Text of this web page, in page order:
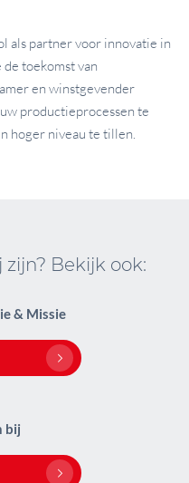
als partner voor innovatie in
toekomst van
en winstgevender
productieprocessen te
hoger niveau te tillen.
Bekijk ook:
& Missie
bij